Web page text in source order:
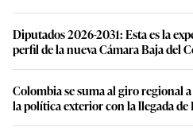
Diputados 2026-2031: Esta es la
perfil de la nueva Cámara Baja del
Colombia se suma al giro regional
la política exterior con la llegada de